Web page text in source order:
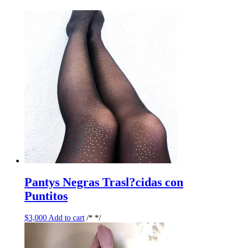
Pantys Negras Trasl?cidas con
Puntitos
$3,000 Add to cart /* */